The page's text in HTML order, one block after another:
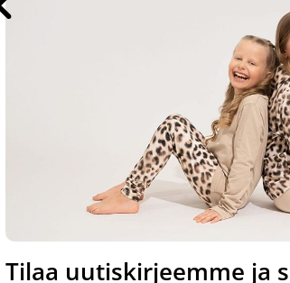
Tilaa uutiskirjeemme ja